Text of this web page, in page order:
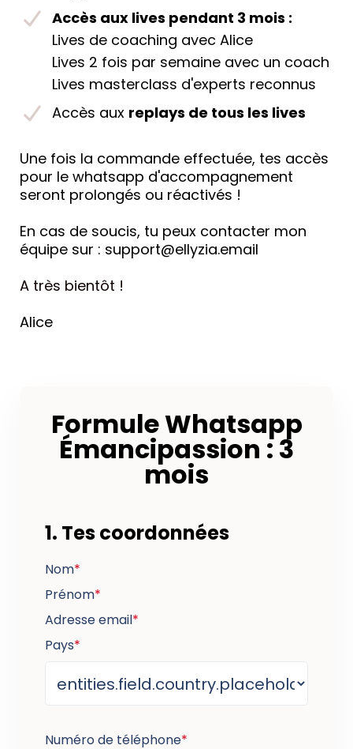
Accès aux lives pendant 3 mois :
Lives de coaching avec Alice
Lives 2 fois par semaine avec un coach
Lives masterclass d'experts reconnus
Accès aux replays de tous les lives
Une fois la commande effectuée, tes accès
pour le whatsapp d'accompagnement
seront prolongés ou réactivés !
En cas de soucis, tu peux contacter mon
équipe sur : support@ellyzia.email
A très bientôt !
Alice
Formule Whatsapp
Émancipassion : 3
mois
1. Tes coordonnées
Nom*
Prénom*
Adresse email*
Pays*
Numéro de téléphone*